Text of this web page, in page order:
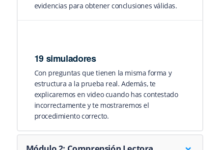
evidencias para obtener conclusiones válidas.
19 simuladores
Con preguntas que tienen la misma forma y
estructura a la prueba real. Además, te
explicaremos en video cuando has contestado
incorrectamente y te mostraremos el
procedimiento correcto.